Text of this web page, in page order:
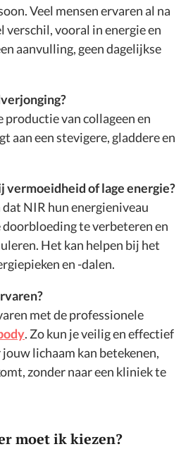
Veel mensen ervaren al na
verschil, vooral in energie en
aanvulling, geen dagelijkse
van collageen en
aan een stevigere, gladdere en
vermoeidheid of lage energie?
dat NIR hun energieniveau
te verbeteren en
Het kan helpen bij het
en -dalen.
met de professionele
. Zo kun je veilig en effectief
lichaam kan betekenen,
zonder naar een kliniek te
moet ik kiezen?